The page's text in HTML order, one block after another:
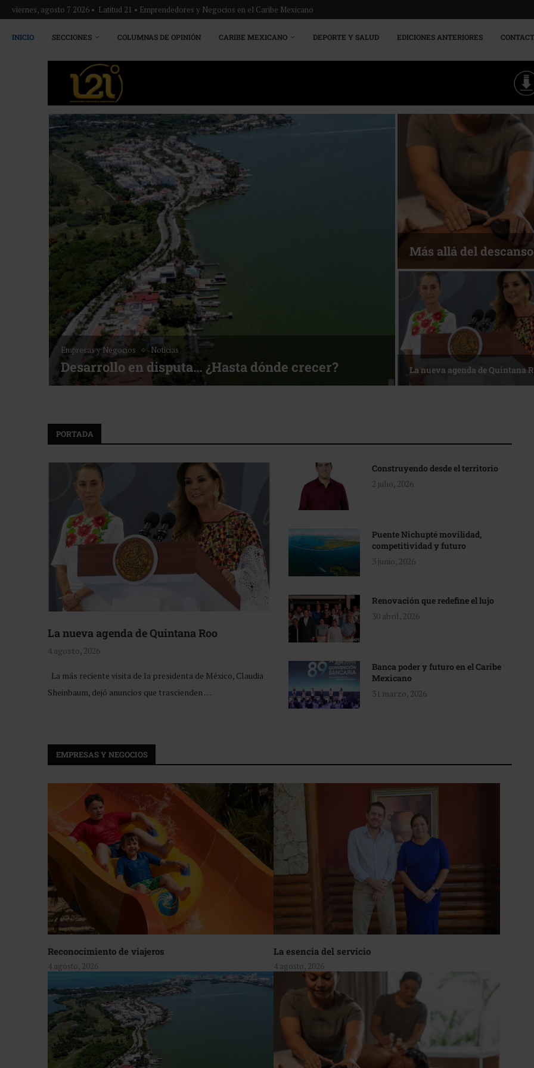
viernes, agosto 7 2026 • Latitud 21 • Emprendedores y Negocios en el Caribe Mexicano
INICIO SECCIONES COLUMNAS DE OPINIÓN CARIBE MEXICANO DEPORTE Y SALUD EDICIONES ANTERIORES
Empresas y Negocios Noticias
Desarrollo en disputa… ¿Hasta dónde crecer?
Más allá del descanso
La nueva agenda de Quintana Roo
PORTADA
La nueva agenda de Quintana Roo
4 agosto, 2026
La más reciente visita de la presidenta de México, Claudia
Sheinbaum, dejó anuncios que trascienden …
Construyendo desde el territorio
2 julio, 2026
Puente Nichupté movilidad,
competitividad y futuro
3 junio, 2026
Renovación que redefine el lujo
30 abril, 2026
Banca poder y futuro en el Caribe
Mexicano
31 marzo, 2026
EMPRESAS Y NEGOCIOS
Reconocimiento de viajeros
4 agosto, 2026
La esencia del servicio
4 agosto, 2026